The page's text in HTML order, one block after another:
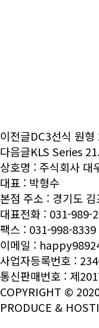
이전글DC3선식 원형
다음글KLS Series
상호명 : 주식회사 대
대표 : 박형수
본점 주소 : 경기도
대표전화 : 031-989-
팩스 : 031-998-8339
이메일 :
사업자등록번호 :
통신판매번호 : 제
COPYRIGHT ©
PRODUCE &